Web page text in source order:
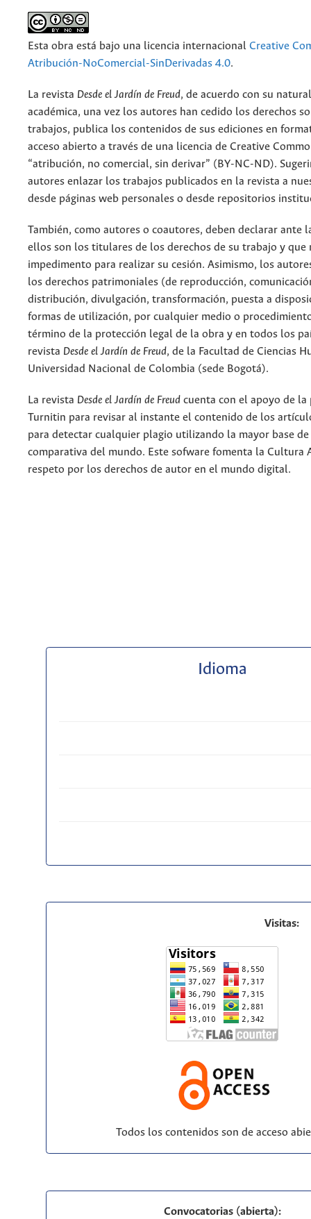
Esta obra está bajo una licencia internacional Creative
Atribución-NoComercial-SinDerivadas 4.0.
La revista Desde el Jardín de Freud, de acuerdo con su
académica, una vez los autores han cedido los derechos
trabajos, publica los contenidos de sus ediciones en
acceso abierto a través de una licencia de Creative
“atribución, no comercial, sin derivar” (BY-NC-ND).
autores enlazar los trabajos publicados en la revista a
desde páginas web personales o desde repositorios
También, como autores o coautores, deben declarar ante
ellos son los titulares de los derechos de su trabajo y que
impedimento para realizar su cesión. Asimismo, los
los derechos patrimoniales (de reproducción,
distribución, divulgación, transformación, puesta a
formas de utilización, por cualquier medio o
término de la protección legal de la obra y en todos los
revista Desde el Jardín de Freud, de la Facultad de Ciencias
Universidad Nacional de Colombia (sede Bogotá).
La revista Desde el Jardín de Freud cuenta con el apoyo de
Turnitin para revisar al instante el contenido de los
para detectar cualquier plagio utilizando la mayor base
comparativa del mundo. Este sofware fomenta la Cultura
respeto por los derechos de autor en el mundo digital.
Idioma
Visitas:
Todos los contenidos son de acceso
Convocatorias (abierta):